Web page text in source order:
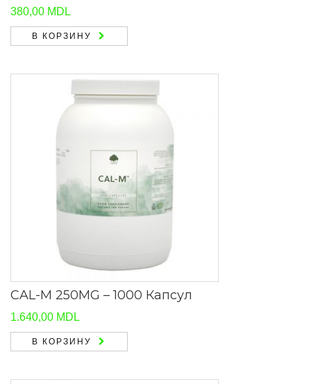
380,00 MDL
В КОРЗИНУ
CAL-M 250MG – 1000 Капсул
1.640,00 MDL
В КОРЗИНУ